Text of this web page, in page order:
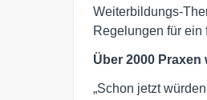
Weiterbildungs-
Regelungen für ein
Über 2000
„Schon jetzt